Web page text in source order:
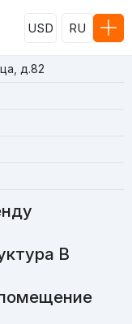
USD RU
д.82
В